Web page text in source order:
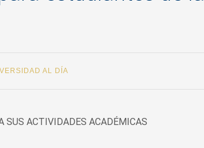
AL DÍA
SUS ACTIVIDADES ACADÉMICAS